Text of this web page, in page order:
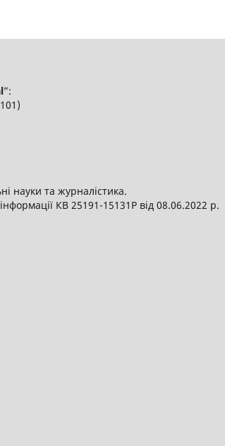
”:
науки та журналістика.
КВ 25191-15131Р від 08.06.2022 р.